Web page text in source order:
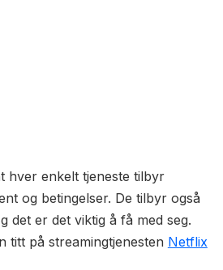
hver enkelt tjeneste tilbyr
og betingelser. De tilbyr også
det er det viktig å få med seg.
titt på streamingtjenesten Netflix